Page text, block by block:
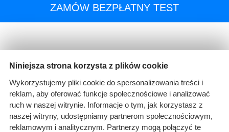
ZAMÓW BEZPŁATNY TEST
Wyniki wyszukiwania
Niniejsza strona korzysta z plików cookie
Wykorzystujemy pliki cookie do spersonalizowania treści i
reklam, aby oferować funkcje społecznościowe i analizować
ruch w naszej witrynie. Informacje o tym, jak korzystasz z
naszej witryny, udostępniamy partnerom społecznościowym,
reklamowym i analitycznym. Partnerzy mogą połączyć te